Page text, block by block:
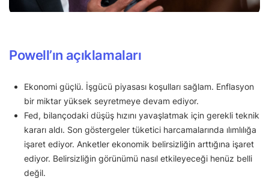
Powell’ın açıklamaları
Ekonomi güçlü. İşgücü piyasası koşulları sağlam. Enflasyon
bir miktar yüksek seyretmeye devam ediyor.
Fed, bilançodaki düşüş hızını yavaşlatmak için gerekli teknik
kararı aldı. Son göstergeler tüketici harcamalarında ılımlılığa
işaret ediyor. Anketler ekonomik belirsizliğin arttığına işaret
ediyor. Belirsizliğin görünümü nasıl etkileyeceği henüz belli
değil.